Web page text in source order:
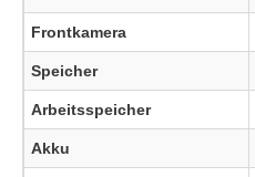
Frontkamera
Speicher
Arbeitsspeicher
Akku